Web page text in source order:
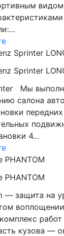
Sprinter
Sprinter
Мы
салона
4…
PHANTOM
PHANTOM
— защита на
кузова —